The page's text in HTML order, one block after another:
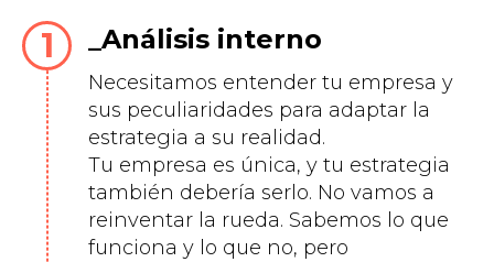
Análisis interno
Necesitamos entender tu empresa y
sus peculiaridades para adaptar la
estrategia a su realidad.
Tu empresa es única, y tu estrategia
también debería serlo. No vamos a
reinventar la rueda. Sabemos lo que
funciona y lo que no, pero